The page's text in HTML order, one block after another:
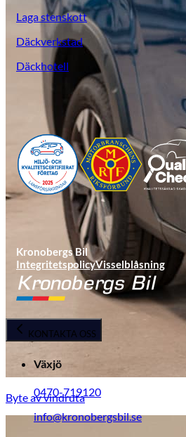
KGM Pickups
Fordonstyp
PickupTransportbilPersonbil
Visa alla fordon
Byte av vindruta
Laga stenskott
Däckverkstad
Däckhotell
Kronobergs Bil
IntegritetspolicyVisselblåsning
KONTAKTA OSS
Växjö
0470-719120
info@kronobergsbil.se